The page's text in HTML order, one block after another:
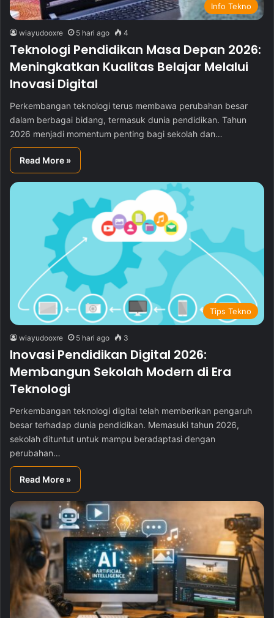
Info Tekno
wiayudooxre 5 hari ago 4
Teknologi Pendidikan Masa Depan 2026:
Meningkatkan Kualitas Belajar Melalui
Inovasi Digital
Perkembangan teknologi terus membawa perubahan besar
dalam berbagai bidang, termasuk dunia pendidikan. Tahun
2026 menjadi momentum penting bagi sekolah dan…
Read More »
Tips Tekno
wiayudooxre 5 hari ago 3
Inovasi Pendidikan Digital 2026:
Membangun Sekolah Modern di Era
Teknologi
Perkembangan teknologi digital telah memberikan pengaruh
besar terhadap dunia pendidikan. Memasuki tahun 2026,
sekolah dituntut untuk mampu beradaptasi dengan
perubahan…
Read More »